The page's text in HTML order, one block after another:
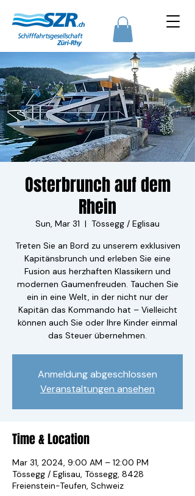
Osterbrunch auf dem
Rhein
Sun, Mar 31
  |
Tössegg / Eglisau
Treten Sie an Bord zu unserem exklusiven
Kapitänsbrunch und erleben Sie eine
Fusion aus herzhaften Klassikern und
modernen Gaumenfreuden. Tauchen Sie
ein in eine Welt, in der nicht nur der
Kapitän das Kommando hat – Vielleicht
können auch Sie oder Ihre Kinder einmal
das Steuer übernehmen.
Anmeldung abgeschlossen
Veranstaltungen ansehen
Time & Location
Mar 31, 2024, 9:00 AM – 12:00 PM
Tössegg / Eglisau, Tössegg, 8428
Freienstein-Teufen, Schweiz